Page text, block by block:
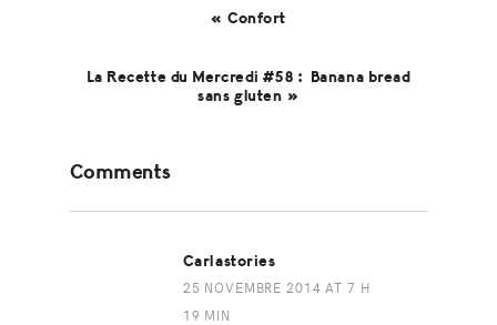
« Confort
La Recette du Mercredi #58 : Banana bread
sans gluten »
Interactions
Comments
Carlastories
25 NOVEMBRE 2014 AT 7 H
19 MIN